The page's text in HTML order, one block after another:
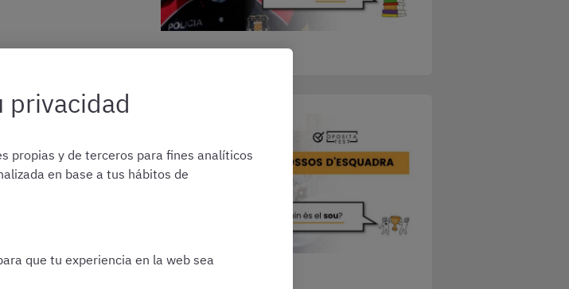
todos los detalles
de la Policía
privacidad
propias y de terceros para fines analíticos
en base a tus hábitos de
que tu experiencia en la web sea